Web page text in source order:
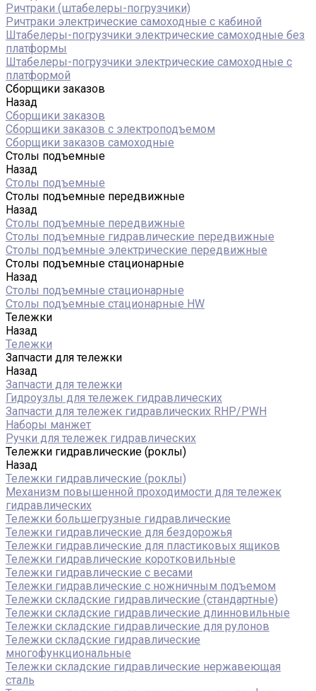
Ричтраки (штабелеры-погрузчики)
Ричтраки электрические самоходные с кабиной
Штабелеры-погрузчики электрические самоходные без
платформы
Штабелеры-погрузчики электрические самоходные с
платформой
Сборщики заказов
Назад
Сборщики заказов
Сборщики заказов с электроподъемом
Сборщики заказов самоходные
Столы подъемные
Назад
Столы подъемные
Столы подъемные передвижные
Назад
Столы подъемные передвижные
Столы подъемные гидравлические передвижные
Столы подъемные электрические передвижные
Столы подъемные стационарные
Назад
Столы подъемные стационарные
Столы подъемные стационарные HW
Тележки
Назад
Тележки
Запчасти для тележки
Назад
Запчасти для тележки
Гидроузлы для тележек гидравлических
Запчасти для тележек гидравлических RHP/PWH
Наборы манжет
Ручки для тележек гидравлических
Тележки гидравлические (роклы)
Назад
Тележки гидравлические (роклы)
Механизм повышенной проходимости для тележек
гидравлических
Тележки большегрузные гидравлические
Тележки гидравлические для бездорожья
Тележки гидравлические для пластиковых ящиков
Тележки гидравлические коротковильные
Тележки гидравлические с весами
Тележки гидравлические с ножничным подъемом
Тележки складские гидравлические (стандартные)
Тележки складские гидравлические длинновильные
Тележки складские гидравлические для рулонов
Тележки складские гидравлические
многофункциональные
Тележки складские гидравлические нержавеющая
сталь